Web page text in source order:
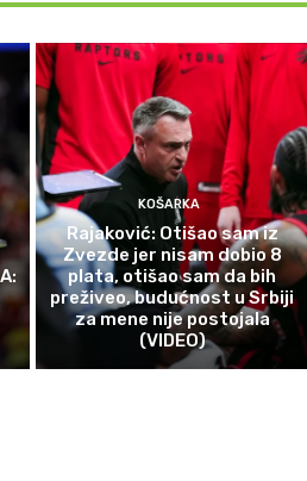
KOŠARKA
Rajaković: Otišao sam iz
Zvezde jer nisam dobio 8
plata, otišao sam da bih
preživeo, budućnost u Srbiji
za mene nije postojala
(VIDEO)